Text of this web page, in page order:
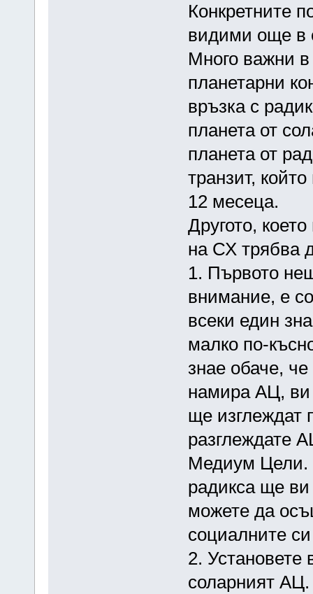
Конкретните
видими още в
Много важни
планетарни
връзка с
планета от
планета от
транзит,
12 месеца.
Другото,
на СХ трябва
1. Първото
внимание, е
всеки един
малко по-
знае обаче, че
намира АЦ, ви
ще изглеждат
разглеждате
Медиум Цели.
радикса ще ви
можете да
социалните
2. Установете
соларният